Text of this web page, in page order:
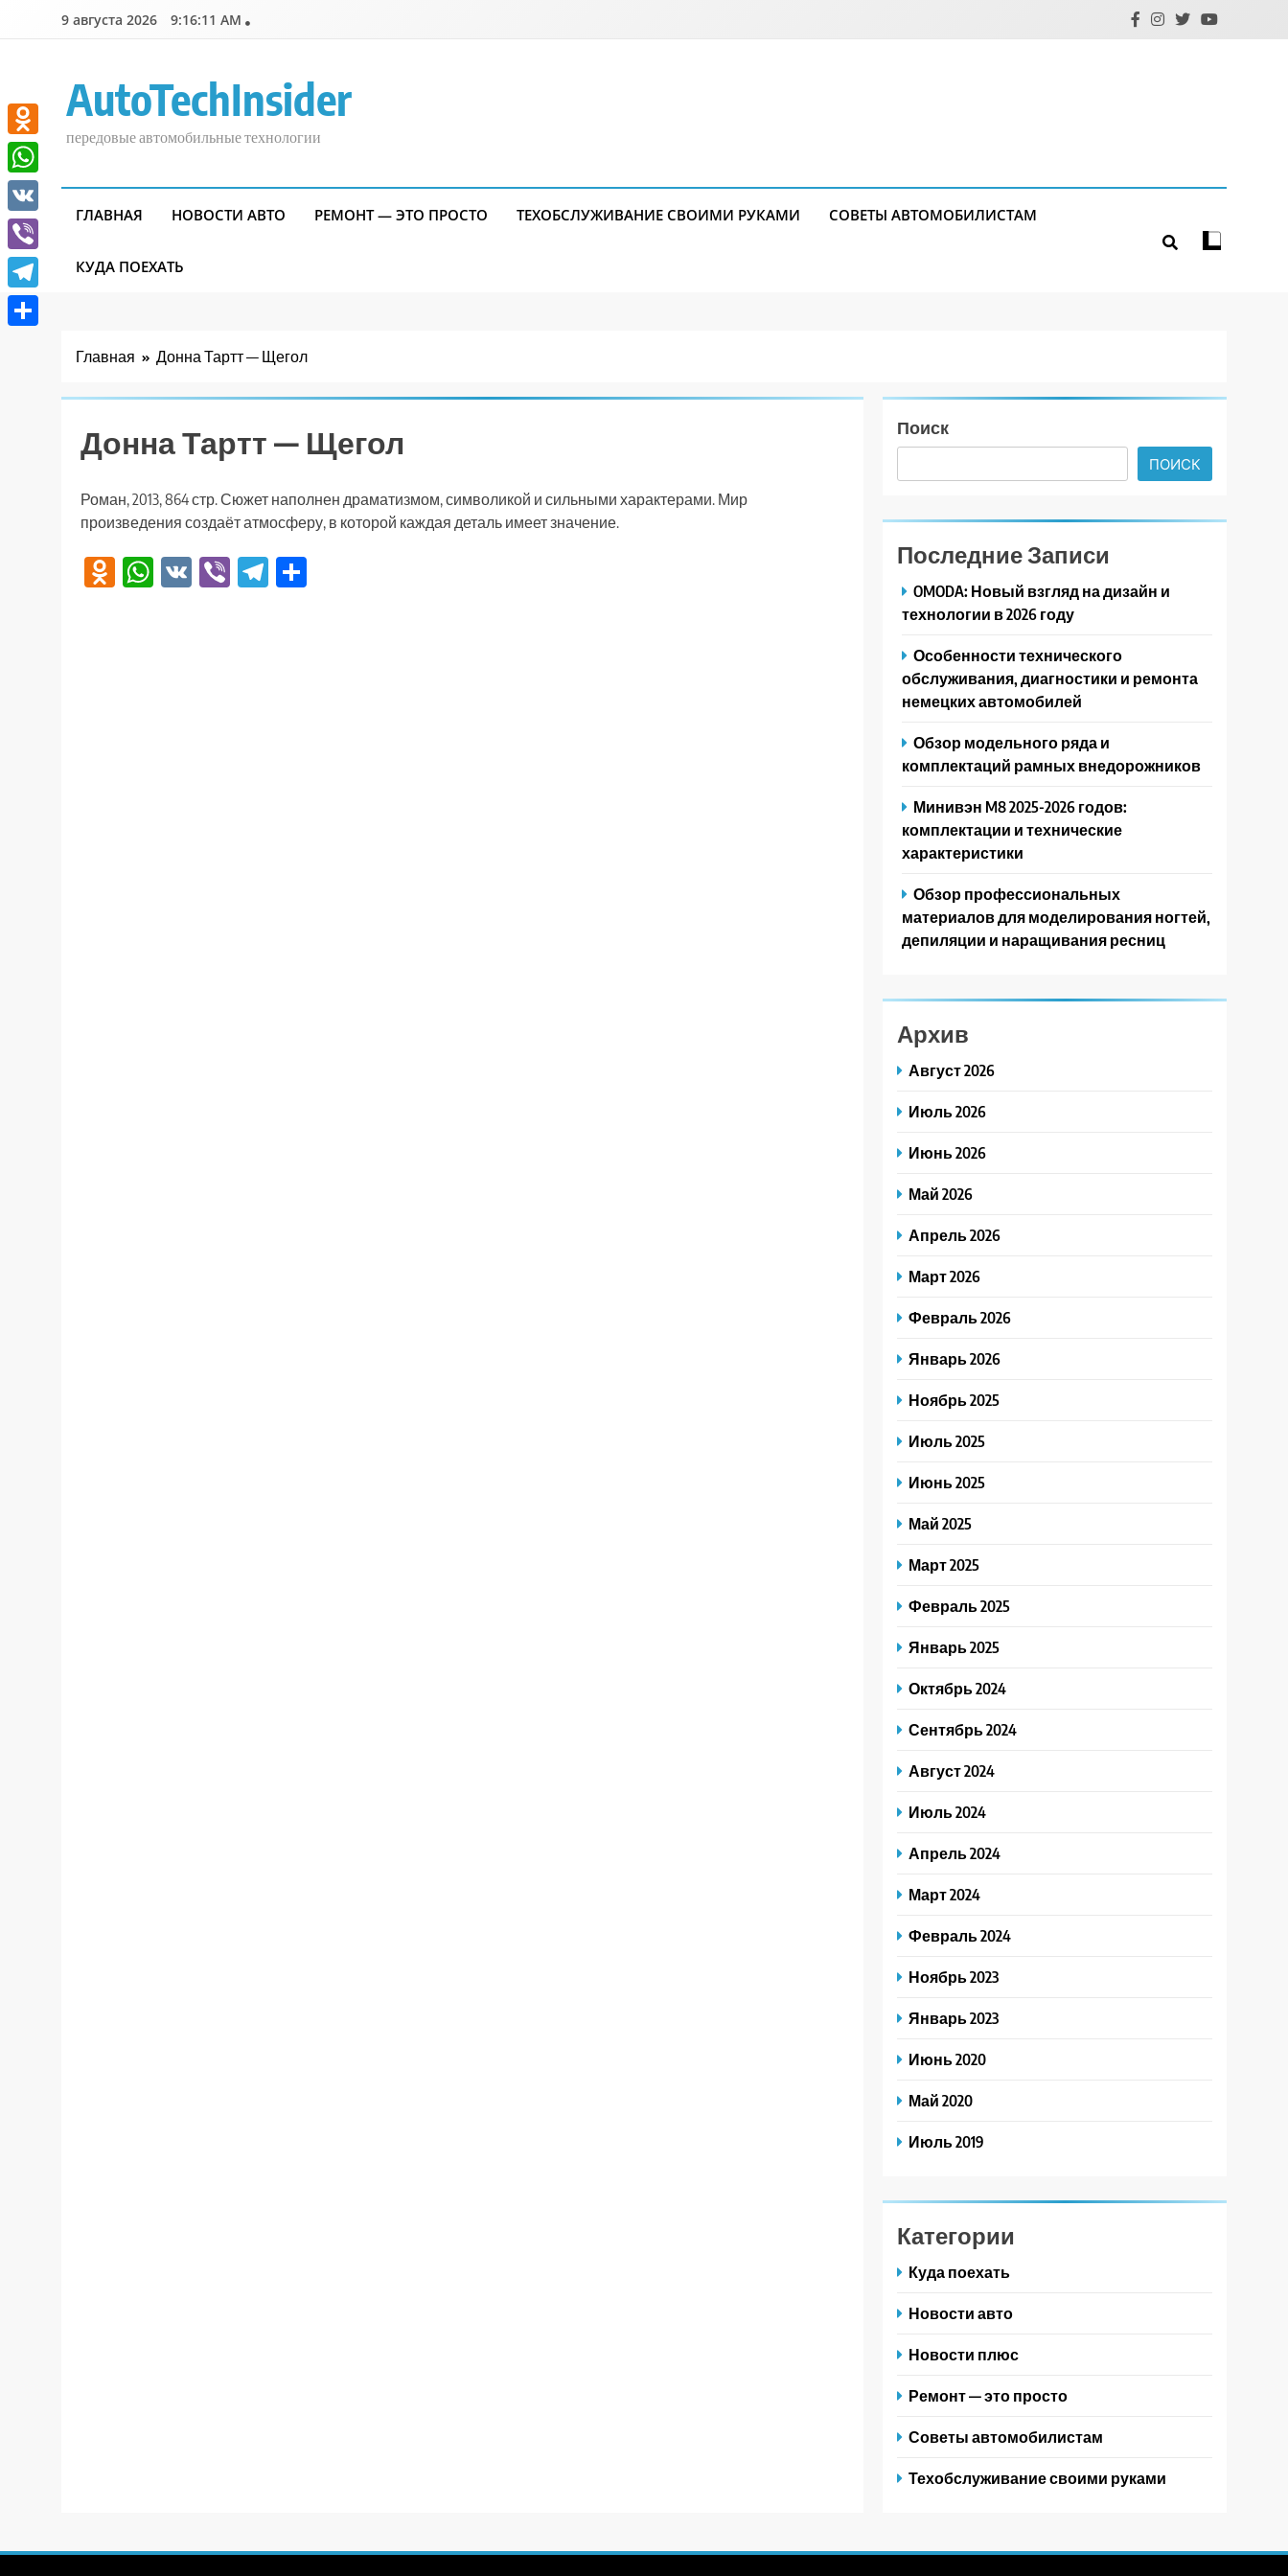
9 августа 2026 9:16:11 AM
AutoTechInsider
передовые автомобильные технологии
ГЛАВНАЯ НОВОСТИ АВТО РЕМОНТ — ЭТО ПРОСТО ТЕХОБСЛУЖИВАНИЕ СВОИМИ РУКАМИ СОВЕТЫ АВТОМОБИЛИСТАМ
КУДА ПОЕХАТЬ
Главная Донна Тартт — Щегол
Донна Тартт — Щегол
Роман, 2013, 864 стр. Сюжет наполнен драматизмом, символикой и сильными характерами. Мир
произведения создаёт атмосферу, в которой каждая деталь имеет значение.
Odnoklassniki
WhatsApp
VK ViberTelegram
Поиск
ПОИСК
Последние Записи
OMODA: Новый взгляд на дизайн и
технологии в 2026 году
Особенности технического
обслуживания, диагностики и ремонта
немецких автомобилей
Обзор модельного ряда и
комплектаций рамных внедорожников
Минивэн M8 2025-2026 годов:
комплектации и технические
характеристики
Обзор профессиональных
материалов для моделирования ногтей,
депиляции и наращивания ресниц
Архив
Август 2026
Июль 2026
Июнь 2026
Май 2026
Апрель 2026
Март 2026
Февраль 2026
Январь 2026
Ноябрь 2025
Июль 2025
Июнь 2025
Май 2025
Март 2025
Февраль 2025
Январь 2025
Октябрь 2024
Сентябрь 2024
Август 2024
Июль 2024
Апрель 2024
Март 2024
Февраль 2024
Ноябрь 2023
Январь 2023
Июнь 2020
Май 2020
Июль 2019
Категории
Куда поехать
Новости авто
Новости плюс
Ремонт — это просто
Советы автомобилистам
Техобслуживание своими руками
Odnoklassniki
WhatsApp
VK
Viber
Telegram